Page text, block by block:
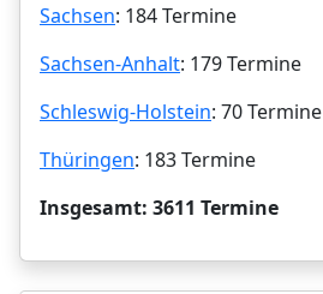
Sachsen: 184 Termine
Sachsen-Anhalt: 179 Termine
Schleswig-Holstein: 70 Termine
Thüringen: 183 Termine
Insgesamt: 3611 Termine